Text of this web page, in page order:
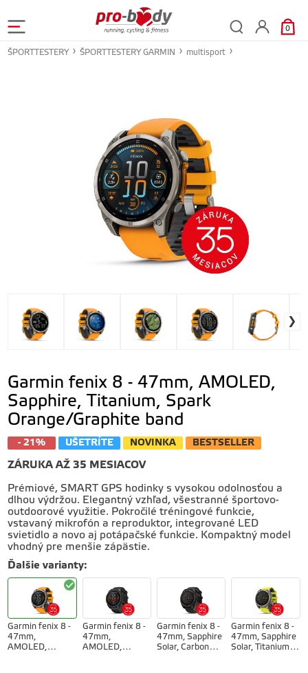
0
ŠPORTTESTERY ŠPORTTESTERY GARMIN multisport
Garmin fenix 8 - 47mm, AMOLED,
Sapphire, Titanium, Spark
Orange/Graphite band
- 21% UŠETRÍTE NOVINKA BESTSELLER
ZÁRUKA AŽ 35 MESIACOV
Prémiové, SMART GPS hodinky s vysokou odolnosťou a
dlhou výdržou. Elegantný vzhľad, všestranné športovo-
outdoorové využitie. Pokročilé tréningové funkcie,
vstavaný mikrofón a reproduktor, integrované LED
svietidlo a novo aj potápačské funkcie. Kompaktný model
vhodný pre menšie zápästie.
Ďalšie varianty:
Garmin fenix 8 -
47mm,
AMOLED,
Garmin fenix 8 -
47mm,
AMOLED,
Garmin fenix 8 -
47mm, Sapphire
Solar, Carbon
Garmin fenix 8 -
47mm, Sapphire
Solar, Titanium,